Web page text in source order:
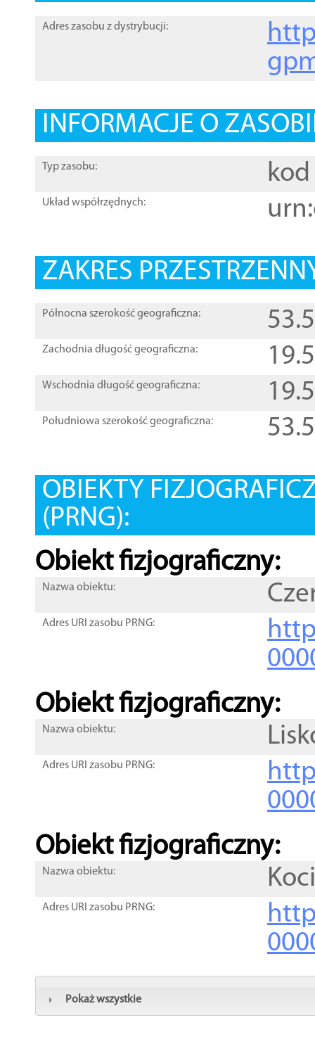
Adres zasobu z dystrybucji:
INFORMACJE O
Typ zasobu: kod
Układ współrzędnych:
ZAKRES
Północna szerokość geograficzna:
Zachodnia długość geograficzna:
Wschodnia długość geograficzna:
Południowa szerokość geograficzna:
OBIEKTY
(PRNG):
Obiekt fizjograficzny:
Nazwa obiektu:
Adres URI zasobu PRNG:
Obiekt fizjograficzny:
Nazwa obiektu:
Adres URI zasobu PRNG:
Obiekt fizjograficzny:
Nazwa obiektu:
Adres URI zasobu PRNG:
Pokaż wszystkie